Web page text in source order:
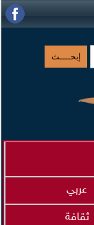
عربي
ثقافة